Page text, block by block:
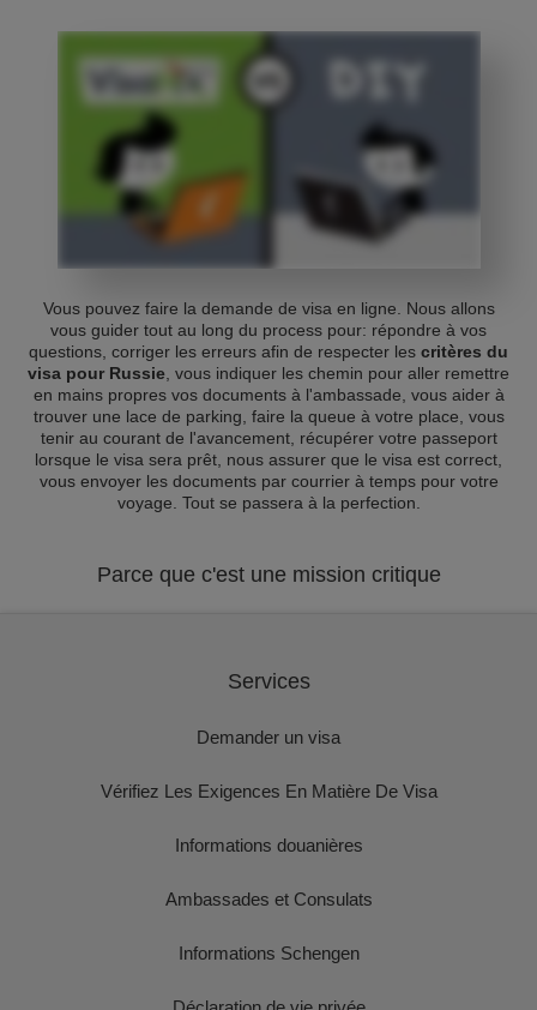
Vous pouvez faire la demande de visa en ligne. Nous allons
vous guider tout au long du process pour: répondre à vos
questions, corriger les erreurs afin de respecter les critères du
visa pour Russie , vous indiquer les chemin pour aller remettre
en mains propres vos documents à l'ambassade, vous aider à
trouver une lace de parking, faire la queue à votre place, vous
tenir au courant de l'avancement, récupérer votre passeport
lorsque le visa sera prêt, nous assurer que le visa est correct,
vous envoyer les documents par courrier à temps pour votre
voyage. Tout se passera à la perfection.
Parce que c'est une mission critique
Services
Demander un visa
Vérifiez Les Exigences En Matière De Visa
Informations douanières
Ambassades et Consulats
Informations Schengen